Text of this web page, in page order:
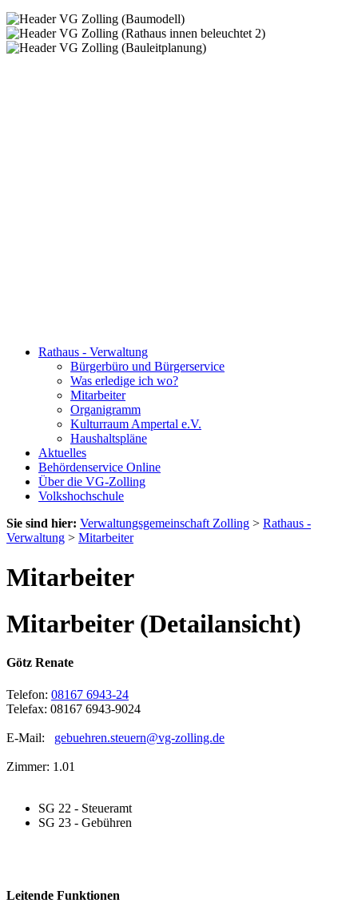
Rathaus - Verwaltung
Bürgerbüro und Bürgerservice
Was erledige ich wo?
Mitarbeiter
Organigramm
Kulturraum Ampertal e.V.
Haushaltspläne
Aktuelles
Behördenservice Online
Über die VG-Zolling
Volkshochschule
Sie sind hier: Verwaltungsgemeinschaft Zolling > Rathaus -
Verwaltung > Mitarbeiter
Mitarbeiter
Mitarbeiter (Detailansicht)
Götz Renate
Telefon: 08167 6943-24
Telefax: 08167 6943-9024
E-Mail: gebuehren.steuern@vg-zolling.de
Zimmer: 1.01
SG 22 - Steueramt
SG 23 - Gebühren
Leitende Funktionen